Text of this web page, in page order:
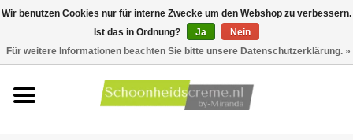
Wir benutzen Cookies nur für interne Zwecke um den Webshop zu verbessern.
Ist das in Ordnung?
Ja
Nein
Für weitere Informationen beachten Sie bitte unsere Datenschutzerklärung. »